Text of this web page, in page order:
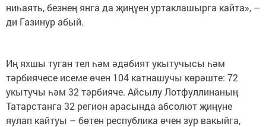
ниһаять, безнең янга да җиңүен уртаклашырга кайта», –
ди Газинур абый.
Иң яхшы туган тел һәм әдәбият укытучысы һәм
тәрбиячесе исеме өчен 104 катнашучы көрәште: 72
укытучы һәм 32 тәрбияче. Айсылу Лотфуллинаның
Татарстанга 32 регион арасында абсолют җиңүне
яулап кайтуы – бөтен республика өчен зур вакыйга,